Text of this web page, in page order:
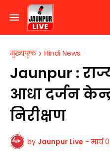
मुख्यपृष्ठ Hindi News
Jaunpur :
आधा दर्जन
निरीक्षण
by Jaunpur Live - मार्च